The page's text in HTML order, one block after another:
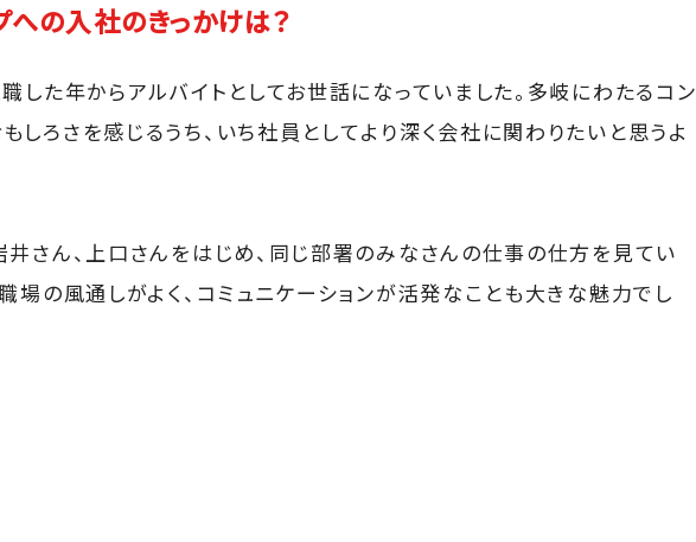
の入社のきっかけは？
した年からアルバイトとしてお世話になっていました。多岐にわたるコン
しろさを感じるうち、いち社員としてより深く会社に関わりたいと思うよ
井さん、上口さんをはじめ、同じ部署のみなさんの仕事の仕方を見てい
場の風通しがよく、コミュニケーションが活発なことも大きな魅力でし